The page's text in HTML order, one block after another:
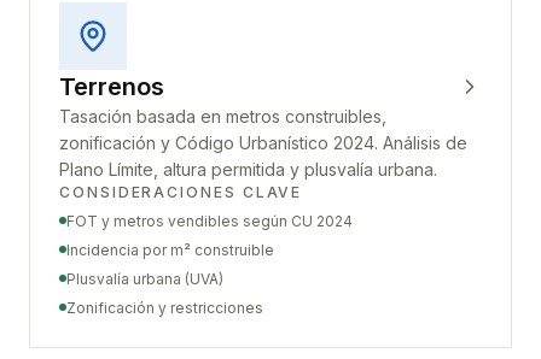
Terrenos
Tasación basada en metros construibles,
zonificación y Código Urbanístico 2024. Análisis de
Plano Límite, altura permitida y plusvalía urbana.
CONSIDERACIONES CLAVE
FOT y metros vendibles según CU 2024
Incidencia por m² construible
Plusvalía urbana (UVA)
Zonificación y restricciones